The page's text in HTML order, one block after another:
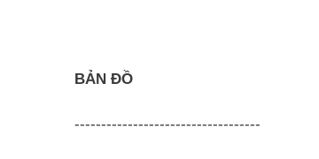
BẢN ĐỒ
-----------------------------------